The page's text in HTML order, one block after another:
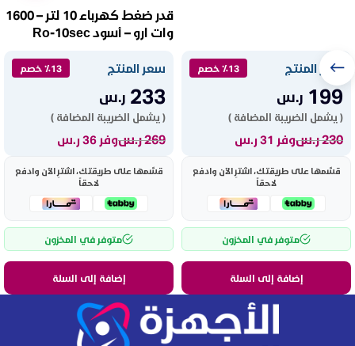
سعر المنتج ٪13 خصم
199 ر.س
( يشمل الضريبة المضافة )
230ر.سوفر 31 ر.س
قسّمها على طريقتك، اشترِ الآن وادفع
لاحقاً
متوفر في المخزون
إضافة إلى السلة
قدر ضغط كهرباء 10 لتر – 1600
وات ارو – أسود Ro-10sec
سعر المنتج ٪13 خصم
233 ر.س
( يشمل الضريبة المضافة )
269ر.سوفر 36 ر.س
قسّمها على طريقتك، اشترِ الآن وادفع
لاحقاً
متوفر في المخزون
إضافة إلى السلة